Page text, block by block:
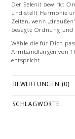
Der Selenit bewirkt
und stellt Harmonie
Zeiten, wenn
besagte Ordnung und
Wähle die für Dich
Armbandlängen von
entspricht.
Hier finden sich
Deine Armbandlänge
Deinem Armband hast.
BEWERTUNGEN (0)
SCHLAGWORTE